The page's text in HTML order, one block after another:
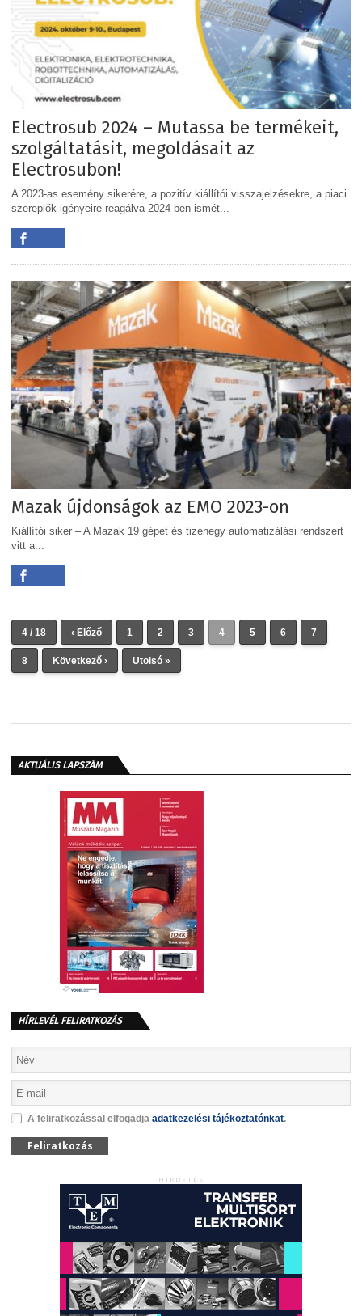
Electrosub 2024 – Mutassa be termékeit,
szolgáltatásit, megoldásait az
Electrosubon!
A 2023-as esemény sikerére, a pozitív kiállítói visszajelzésekre, a piaci
szereplők igényeire reagálva 2024-ben ismét...
Mazak újdonságok az EMO 2023-on
Kiállítói siker – A Mazak 19 gépet és tizenegy automatizálási rendszert
vitt a...
4 / 18 ‹ Előző 1 2 3 4 5 6 7
8 Következő › Utolsó »
AKTUÁLIS LAPSZÁM
HÍRLEVÉL FELIRATKOZÁS
A feliratkozással elfogadja adatkezelési tájékoztatónkat.
Feliratkozás
HIRDETÉS